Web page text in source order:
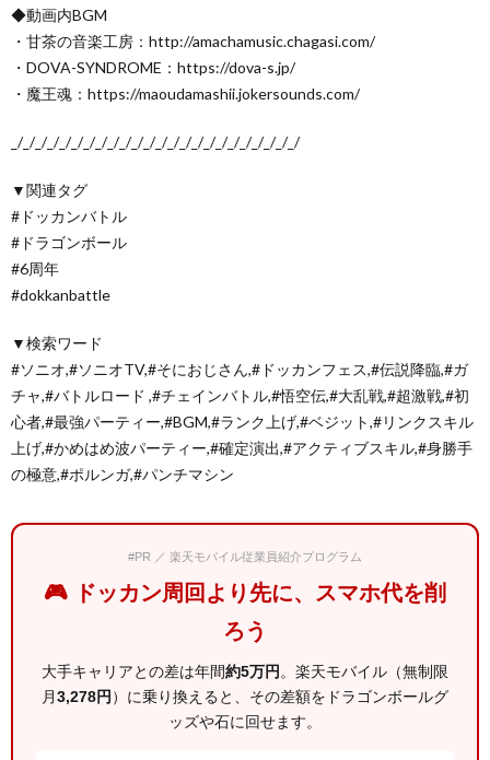
◆動画内BGM
・甘茶の音楽工房：http://amachamusic.chagasi.com/
・DOVA-SYNDROME：https://dova-s.jp/
・魔王魂：https://maoudamashii.jokersounds.com/
_/_/_/_/_/_/_/_/_/_/_/_/_/_/_/_/_/_/_/_/_/_/_/_/
▼関連タグ
#ドッカンバトル
#ドラゴンボール
#6周年
#dokkanbattle
▼検索ワード
#ソニオ,#ソニオTV,#そにおじさん,#ドッカンフェス,#伝説降臨,#ガ
チャ,#バトルロード ,#チェインバトル,#悟空伝,#大乱戦,#超激戦,#初
心者,#最強パーティー,#BGM,#ランク上げ,#ベジット,#リンクスキル
上げ,#かめはめ波パーティー,#確定演出,#アクティブスキル,#身勝手
の極意,#ポルンガ,#パンチマシン
#PR ／ 楽天モバイル従業員紹介プログラム
🎮 ドッカン周回より先に、スマホ代を削
ろう
大手キャリアとの差は年間約5万円 。楽天モバイル（無制限
月3,278円 ）に乗り換えると、その差額をドラゴンボールグ
ッズや石に回せます。